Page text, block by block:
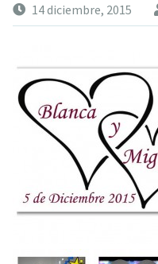
14 diciembre, 2015